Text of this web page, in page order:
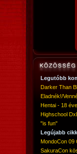
Legutóbb
Darker Than
Eladnék!/
Hentai - 18
Highschool
"is fun"
Legújabb
MondoCon 09
SakuraCon